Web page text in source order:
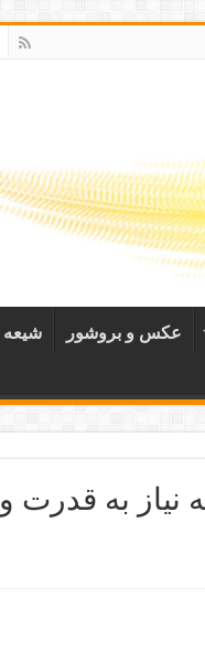
عکس و بروشور شیعه
به قدرت و